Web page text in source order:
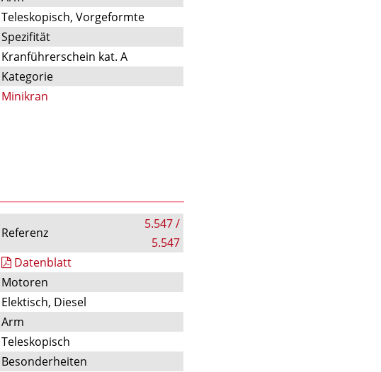
Teleskopisch, Vorgeformte
Spezifität
Kranführerschein kat. A
Kategorie
Minikran
Referenz
5.547 /
5.547
Datenblatt
Motoren
Elektisch, Diesel
Arm
Teleskopisch
Besonderheiten